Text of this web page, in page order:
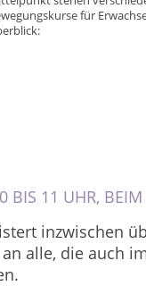
für
BIS 11 UHR, BEIM
inzwischen
alle, die auch